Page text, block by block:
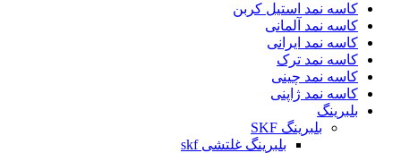
کاسه نمد استیل کربن
کاسه نمد آلمانی
کاسه نمد ایرانی
کاسه نمد ترک
کاسه نمد چینی
کاسه نمد ژاپنی
بلبرینگ
بلبرینگ SKF
بلبرینگ غلتشی skf